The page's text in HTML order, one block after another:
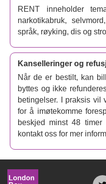
Med fire Tony-priser,
Pulitzerpris for drama i
i 12 år og hadde West
produksjonen er regissert
prisvinnerenLuke
en gjenoppliving av Rent
2021, som danner
gjenopplivingen i 2026.
Things) skal spille Mark
er den sentrale
hjerteskjærende historie
i, erRenten emosjonell
kjærlighet og
R&B og Broadway-
RENT inneholder
narkotikabruk,
språk, røyking, dis og
Kanselleringer og
Når de er bestilt, kan
byttes og ikke
betingelser. I praksis vil
for å imøtekomme
beskjed minst 48 timer
kontakt oss for mer